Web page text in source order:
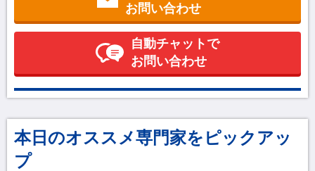
お問い合わせ
自動チャットで
お問い合わせ
本日のオススメ専門家をピックアッ
プ